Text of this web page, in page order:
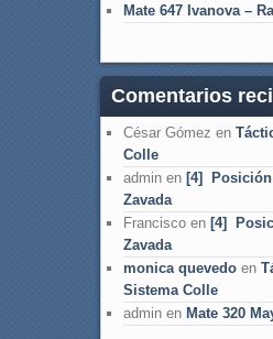
Mate 647 Ivanova –
Comentarios
César Gómez en
Colle
adminen [4]
Zavada
Franciscoen [4]
Zavada
monica quevedoen
Sistema Colle
adminen Mate 320